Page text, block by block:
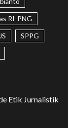
RI-PNG
SPPG
Etik Jurnalistik